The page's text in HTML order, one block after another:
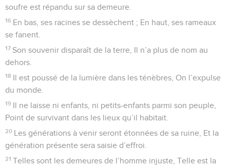
soufre est répandu sur sa demeure.
16 En bas, ses racines se dessèchent ; En haut, ses rameaux
se fanent.
17 Son souvenir disparaît de la terre, Il n’a plus de nom au
dehors.
18 Il est poussé de la lumière dans les ténèbres, On l’expulse
du monde.
19 Il ne laisse ni enfants, ni petits-enfants parmi son peuple,
Point de survivant dans les lieux qu’il habitait.
20 Les générations à venir seront étonnées de sa ruine, Et la
génération présente sera saisie d’effroi.
21 Telles sont les demeures de l’homme injuste, Telle est la